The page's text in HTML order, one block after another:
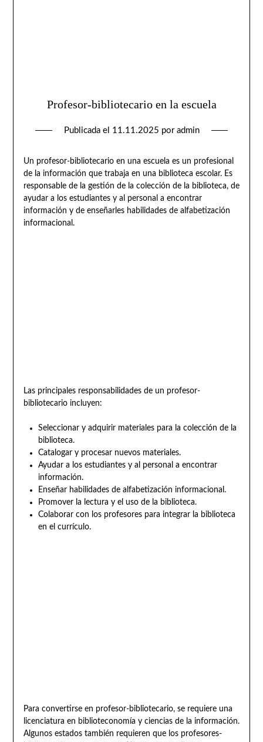
Profesor-bibliotecario en la escuela
Publicada el 11.11.2025 por admin
Un profesor-bibliotecario en una escuela es un profesional
de la información que trabaja en una biblioteca escolar. Es
responsable de la gestión de la colección de la biblioteca, de
ayudar a los estudiantes y al personal a encontrar
información y de enseñarles habilidades de alfabetización
informacional.
Las principales responsabilidades de un profesor-
bibliotecario incluyen:
Seleccionar y adquirir materiales para la colección de la
biblioteca.
Catalogar y procesar nuevos materiales.
Ayudar a los estudiantes y al personal a encontrar
información.
Enseñar habilidades de alfabetización informacional.
Promover la lectura y el uso de la biblioteca.
Colaborar con los profesores para integrar la biblioteca
en el currículo.
Para convertirse en profesor-bibliotecario, se requiere una
licenciatura en biblioteconomía y ciencias de la información.
Algunos estados también requieren que los profesores-